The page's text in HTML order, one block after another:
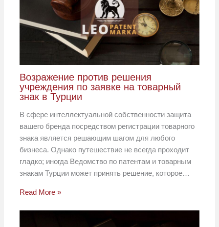
Возражение против решения
учреждения по заявке на товарный
знак в Турции
В сфере интеллектуальной собственности защита
вашего бренда посредством регистрации товарного
знака является решающим шагом для любого
бизнеса. Однако путешествие не всегда проходит
гладко; иногда Ведомство по патентам и товарным
знакам Турции может принять решение, которое…
Read More »